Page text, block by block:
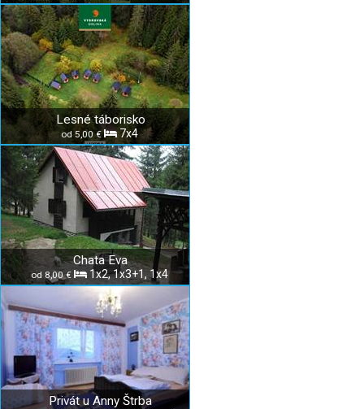
Lesné táborisko
od 5,00 € 7x4
Chata Eva
od 8,00 € 1x2, 1x3+1, 1x4
Privát u Anny Štrba